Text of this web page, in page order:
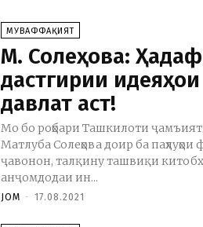
МУВАФФАҚИЯТ
М. Солеҳова:
дастгирии
давлат аст!
Мо бо роҳбари Ташкилоти
Матлуба Солеҳова доир ба
ҷавонон, талқину ташвиқи
анҷомдодаи ин...
JOM - 17.08.2021